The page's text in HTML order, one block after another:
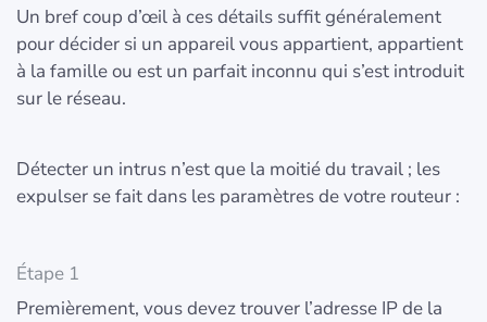
Un bref coup d’œil à ces détails suffit généralement
pour décider si un appareil vous appartient, appartient
à la famille ou est un parfait inconnu qui s’est introduit
sur le réseau.
Détecter un intrus n’est que la moitié du travail ; les
expulser se fait dans les paramètres de votre routeur :
Étape 1
Premièrement, vous devez trouver l’adresse IP de la